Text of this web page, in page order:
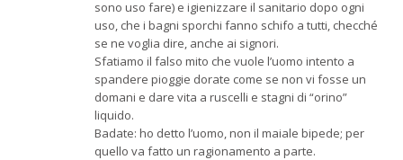
sono uso fare) e igienizzare il sanitario dopo ogni
uso, che i bagni sporchi fanno schifo a tutti, checché
se ne voglia dire, anche ai signori.
Sfatiamo il falso mito che vuole l’uomo intento a
spandere pioggie dorate come se non vi fosse un
domani e dare vita a ruscelli e stagni di “orino”
liquido.
Badate: ho detto l’uomo, non il maiale bipede; per
quello va fatto un ragionamento a parte.